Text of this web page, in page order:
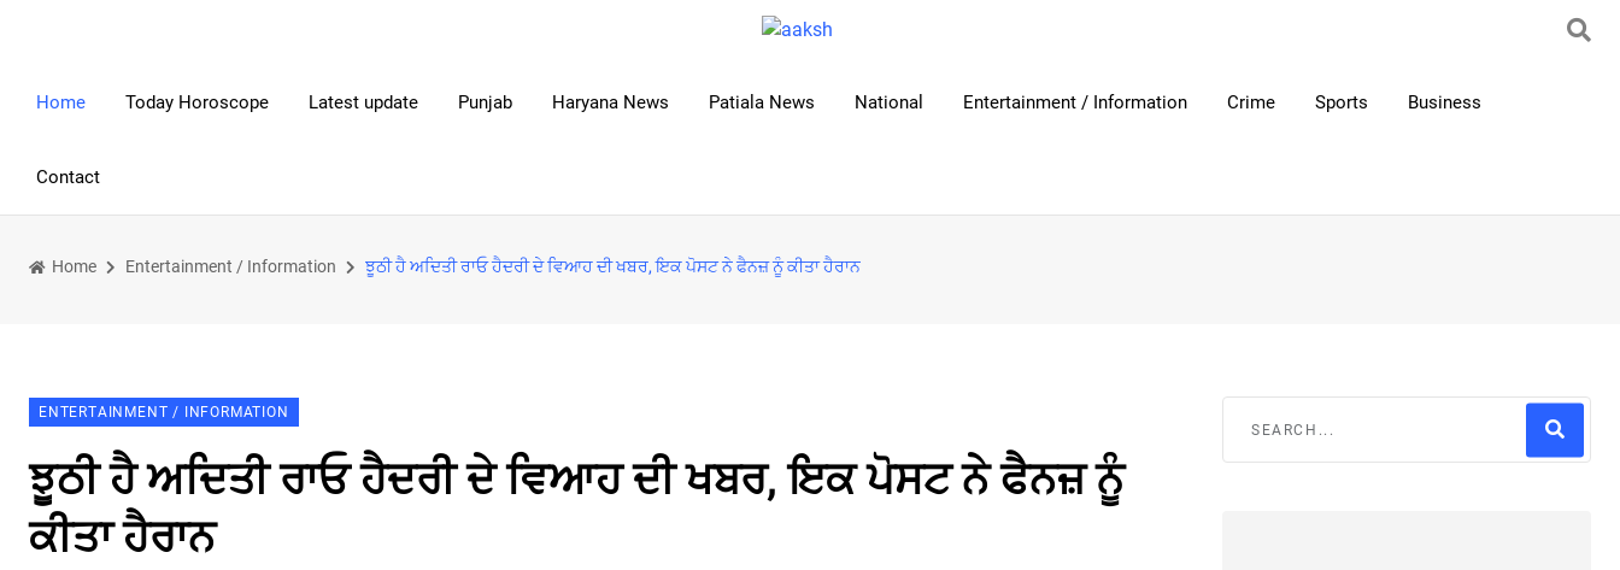
Home Today Horoscope Latest update Punjab Haryana News Patiala News National Entertainment / Information Crime Sports Business
Contact
Home Entertainment / Information ਝੂਠੀ ਹੈ ਅਦਿਤੀ ਰਾਓ ਹੈਦਰੀ ਦੇ ਵਿਆਹ ਦੀ ਖਬਰ, ਇਕ ਪੋਸਟ ਨੇ ਫੈਨਜ਼ ਨੂੰ ਕੀਤਾ ਹੈਰਾਨ
ENTERTAINMENT / INFORMATION
ਝੂਠੀ ਹੈ ਅਦਿਤੀ ਰਾਓ ਹੈਦਰੀ ਦੇ ਵਿਆਹ ਦੀ ਖਬਰ, ਇਕ ਪੋਸਟ ਨੇ ਫੈਨਜ਼ ਨੂੰ
ਕੀਤਾ ਹੈਰਾਨ